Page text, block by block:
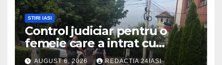
STIRI IASI
Control judiciar pentru o
femeie care a intrat cu
mașina într-o turmă de oi
AUGUST 6, 2026 REDACTIA 24IASI